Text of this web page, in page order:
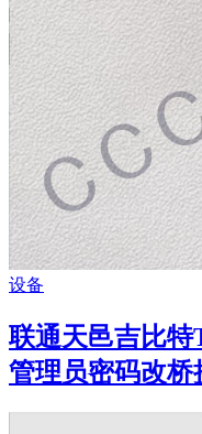
设备
联通天邑吉比特
管理员密码改桥